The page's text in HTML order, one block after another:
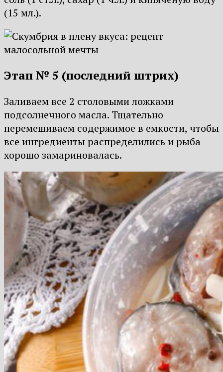
(15 мл.).
Этап № 5 (последний штрих)
Заливаем все 2 столовыми ложками
подсолнечного масла. Тщательно
перемешиваем содержимое в емкости, чтобы
все ингредиенты распределились и рыба
хорошо замариновалась.